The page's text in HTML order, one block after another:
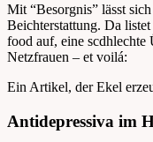
Mit “Besorgnis” lässt
Beichterstattung. Da
food auf, eine scdhlechte
Netzfrauen – et voilá:
Ein Artikel, der Ekel
Antidepressiva im